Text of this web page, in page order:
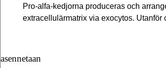
Pro-alfa-kedjorna produceras och
extracellulärmatrix via exocytos.
asennetaan